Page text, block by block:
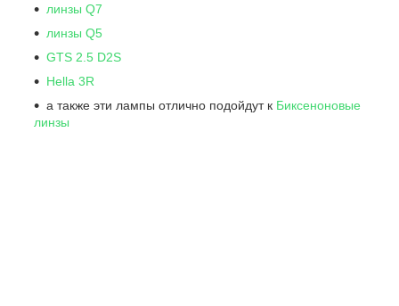
линзы Q7
линзы Q5
GTS 2.5 D2S
Hella 3R
а также эти лампы отлично подойдут к Биксеноновые
линзы